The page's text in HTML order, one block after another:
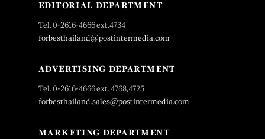
EDITORIAL DEPARTMENT
Tel. 0-2616-4666 ext.4734
forbesthailand@postintermedia.com
ADVERTISING DEPARTMENT
Tel. 0-2616-4666 ext. 4768,4725
forbesthailand.sales@postintermedia.com
MARKETING DEPARTMENT